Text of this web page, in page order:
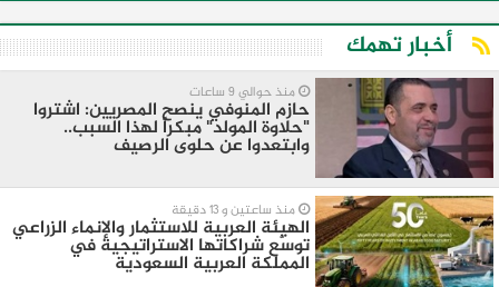
أخبار تهمك
منذ حوالي 9 ساعات
​حازم المنوفي ينصح المصريين: اشتروا
"حلاوة المولد" مبكراً لهذا السبب..
وابتعدوا عن حلوى الرصيف
منذ ساعتين و 13 دقيقة
الهيئة العربية للاستثمار والإنماء الزراعي
توسّع شراكاتها الاستراتيجية في
المملكة العربية السعودية